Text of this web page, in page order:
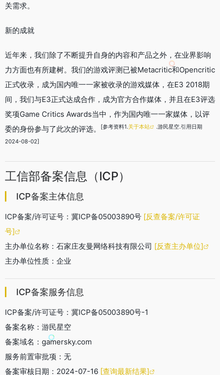
关需求。
新的成就
近年来，我们除了不断提升自身的内容和产品之外，在业界影响
力方面也有所建树。我们的游戏评测已被Metacritic和Opencritic
正式收录，成为国内唯一一家被收录的游戏媒体，在E3 2018期
间，我们与E3正式达成合作，成为官方合作媒体，并且在E3评选
奖项Game Critics Awards当中，作为国内唯一一家媒体，以评
委的身份参与了此次的评选。
[参考资料1.关于本站 .游民星空.引用日期
2024-08-02]
工信部备案信息（ICP）
ICP备案主体信息
ICP备案/许可证号：冀ICP备05003890号 [反查备案/许可证
号]
主办单位名称：石家庄友曼网络科技有限公司 [反查主办单位]
主办单位性质：企业
ICP备案服务信息
ICP备案/许可证号：冀ICP备05003890号-1
备案名称：游民星空
备案域名：gamersky.com
服务前置审批项：无
备案审核日期：2024-07-16 [查询最新结果]